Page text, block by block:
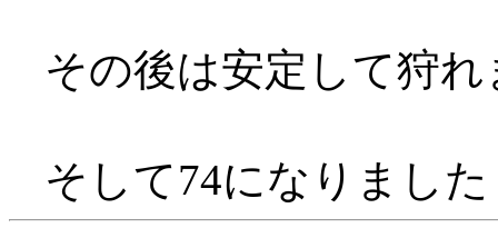
その後は安定して狩
そして74になりまし